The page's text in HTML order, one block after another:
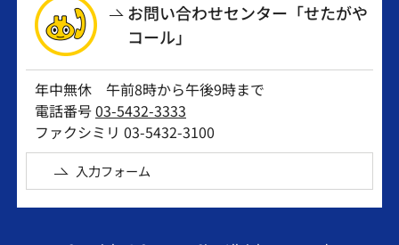
お問い合わせセンター「せたがや
コール」
年中無休 午前8時から午後9時まで
電話番号03-5432-3333
ファクシミリ 03-5432-3100
入力フォーム